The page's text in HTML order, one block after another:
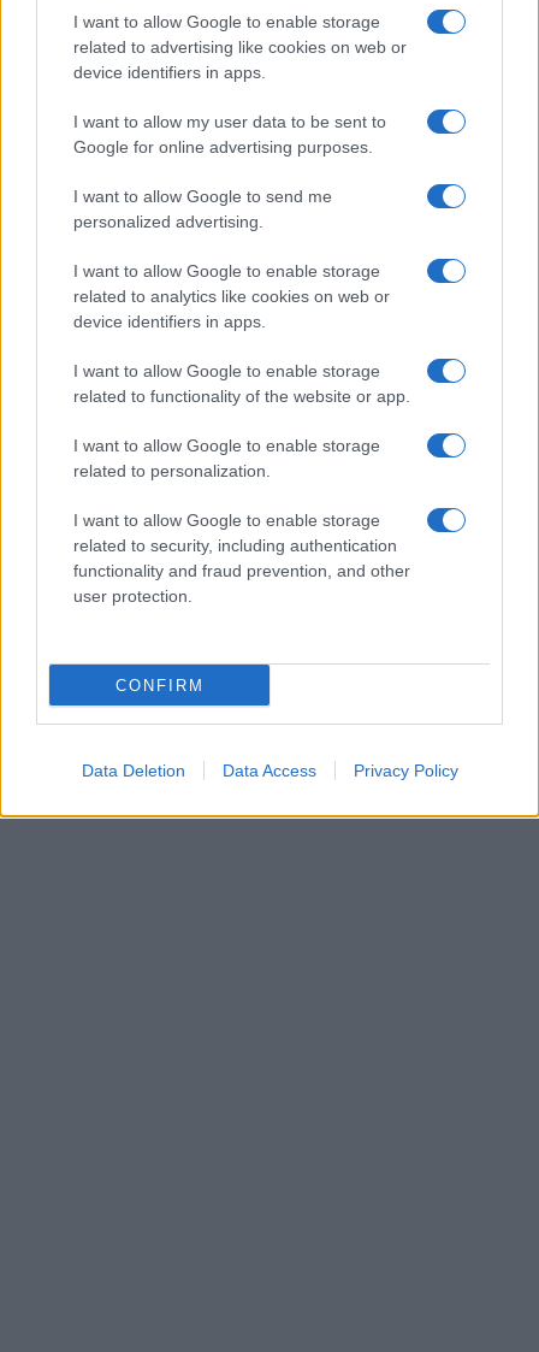
I want to allow Google to enable storage
related to advertising like cookies on web or
device identifiers in apps.
I want to allow my user data to be sent to
Google for online advertising purposes.
I want to allow Google to send me
personalized advertising.
I want to allow Google to enable storage
related to analytics like cookies on web or
device identifiers in apps.
I want to allow Google to enable storage
related to functionality of the website or app.
I want to allow Google to enable storage
related to personalization.
I want to allow Google to enable storage
related to security, including authentication
functionality and fraud prevention, and other
user protection.
CONFIRM
Data Deletion Data Access Privacy Policy